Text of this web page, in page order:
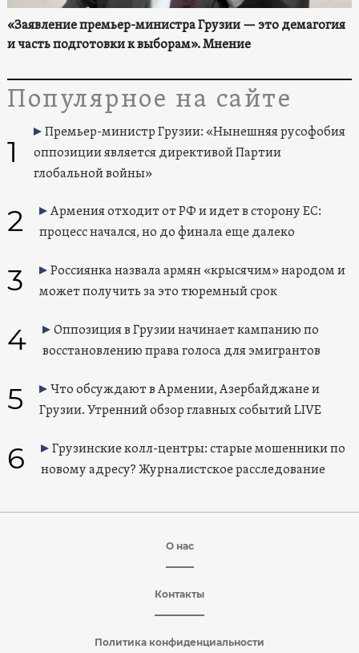
«Заявление премьер-министра Грузии — это демагогия
и часть подготовки к выборам». Мнение
Популярное на сайте
1
Премьер-министр Грузии: «Нынешняя русофобия
оппозиции является директивой Партии
глобальной войны»
2
Армения отходит от РФ и идет в сторону ЕС:
процесс начался, но до финала еще далеко
3
Россиянка назвала армян «крысячим» народом и
может получить за это тюремный срок
4
Оппозиция в Грузии начинает кампанию по
восстановлению права голоса для эмигрантов
5
Что обсуждают в Армении, Азербайджане и
Грузии. Утренний обзор главных событий LIVE
6
Грузинские колл-центры: старые мошенники по
новому адресу? Журналистское расследование
О нас
Контакты
Политика конфиденциальности